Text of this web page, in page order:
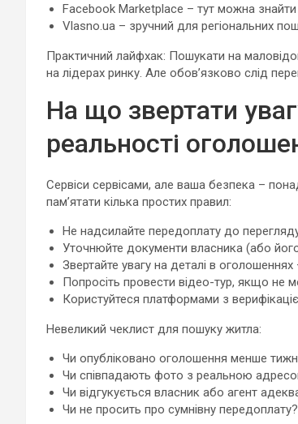
Facebook Marketplace – тут можна знайти
Vlasno.ua – зручний для регіональних
Практичний лайфхак: Пошукати на
на лідерах ринку. Але обов’язково слід
На що звертати
реальності
Сервіси сервісами, але ваша безпека –
пам’ятати кілька простих правил:
Не надсилайте передоплату до
Уточнюйте документи власника (або
Звертайте увагу на деталі в
Попросіть провести відео-тур, якщо не
Користуйтеся платформами з
Невеликий чеклист для пошуку житла:
Чи опубліковано оголошення менше
Чи співпадають фото з реальною
Чи відгукується власник або агент
Чи не просить про сумнівну передоплату?